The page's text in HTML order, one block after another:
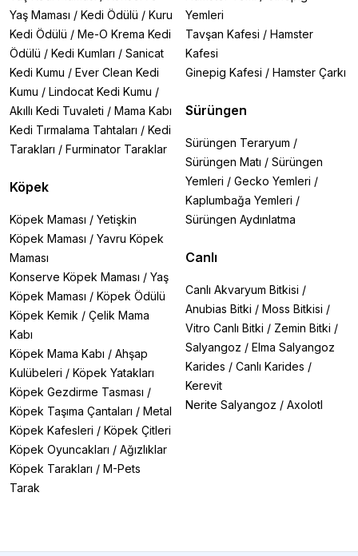
🔹 Oase Clear Tronic 7W– 7W gücüyle küçük
akvaryumlar için ekonomik ve etkili çözüm.
🔹
Aquael Uni Filter UV Filtre 750
– 8W gücü ve
750L/s kapasitesiyle çok yönlü kullanım.
UV Filtre Nasıl Çalışır?
UV filtrenin içinden geçen su, özel bir UV-C lambasına
maruz bırakılır. Bu yüksek enerjili UV ışınları, suda
yüzen mikroorganizmaların (yosun, bakteri, virüs)
DNA'sını bozarak çoğalmalarını ve hastalık yapma
UV Filtre Seçerken Dikkat Edilmesi Gerekenler
✅ Akvaryum Hacmi: UV ünitesinin kapasitesi akvaryum
hacminize uygun olmalıdır. Daha büyük akvaryumlar
için daha güçlü UV lambaları gerekir.
Su, UV ışığına yeterince maruz kalacak kadar yavaş
(dozaj süresi yeterli olacak kadar), ancak verimli olacak
kadar hızlı akmalıdır. Üreticinin önerdiği debi
değerlerine uyun.
✅ Lamba Ömrü: UV lambaların etkinliği zamanla azalır.
Genellikle 6-12 ayda bir değiştirilmesi gerekir.
✅ Kullanım Periyodu:Sürekli kullanım gerekli değildir.
Yeşil su problemi veya hastalık durumunda 3-5 gün
süreyle 24 saat çalıştırılması yeterli olabilir.
Sık Sorulan Sorular (SSS)
"UV filtre faydalı bakterileri öldürür mü?"
→ Hayır! UV ışını yalnızca ünitenin içinden geçen suda
yüzen serbest mikroorganizmaları etkiler. Filtrenizdeki
Yaş Maması / Kedi Ödülü / Kuru
Kedi Ödülü / Me-O Krema Kedi
Ödülü / Kedi Kumları / Sanicat
Kedi Kumu / Ever Clean Kedi
Kumu / Lindocat Kedi Kumu /
Akıllı Kedi Tuvaleti / Mama Kabı
Kedi Tırmalama Tahtaları / Kedi
Tarakları / Furminator Taraklar
Köpek
Köpek Maması / Yetişkin
Köpek Maması / Yavru Köpek
Maması
Konserve Köpek Maması / Yaş
Köpek Maması / Köpek Ödülü
Köpek Kemik / Çelik Mama
Kabı
Köpek Mama Kabı / Ahşap
Kulübeleri / Köpek Yatakları
Köpek Gezdirme Tasması /
Köpek Taşıma Çantaları / Metal
Köpek Kafesleri / Köpek Çitleri
Köpek Oyuncakları / Ağızlıklar
Köpek Tarakları / M-Pets
Tarak
Yemleri
Tavşan Kafesi / Hamster
Kafesi
Ginepig Kafesi / Hamster Çarkı
Sürüngen
Sürüngen Teraryum /
Sürüngen Matı / Sürüngen
Yemleri / Gecko Yemleri /
Kaplumbağa Yemleri /
Sürüngen Aydınlatma
Canlı
Canlı Akvaryum Bitkisi /
Anubias Bitki / Moss Bitkisi /
Vitro Canlı Bitki / Zemin Bitki /
Salyangoz / Elma Salyangoz
Karides / Canlı Karides /
Kerevit
Nerite Salyangoz / Axolotl